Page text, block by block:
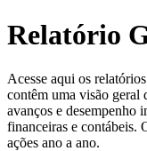
Relatório
Acesse aqui os
contêm uma visão geral
avanços e desempenho
financeiras e contábeis.
ações ano a ano.